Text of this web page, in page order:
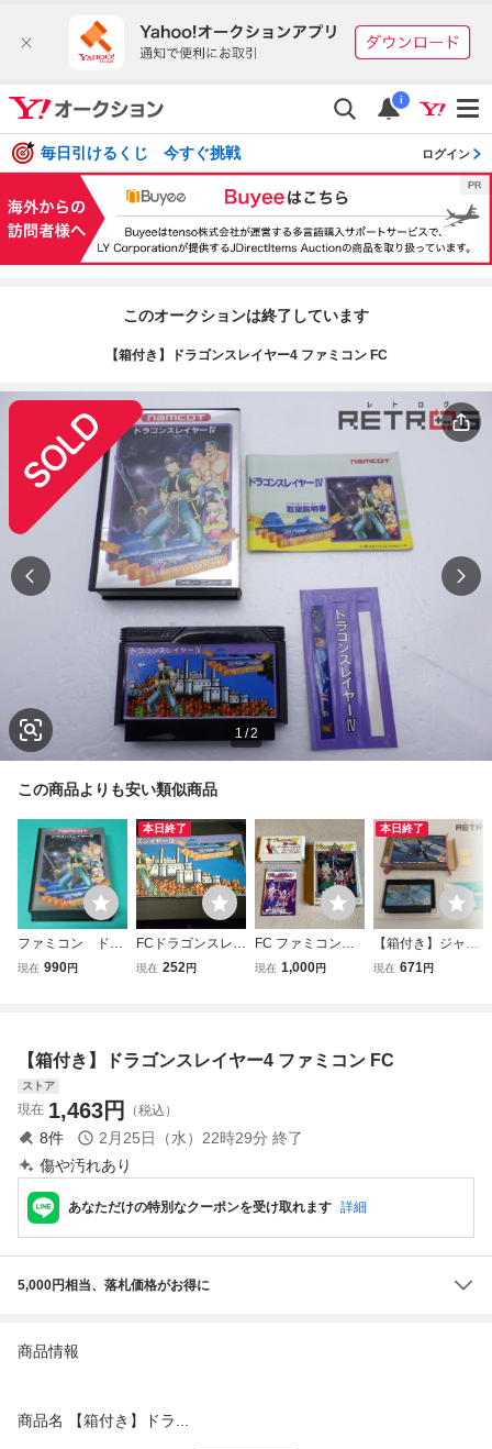
i
毎日引けるくじ 今すぐ挑戦 ログイン
このオークションは終了しています
【箱付き】ドラゴンスレイヤー4 ファミコン FC
1 /2
この商品よりも安い類似商品
ファミコン ドラ
ゴンスレイヤーⅥ
現在 990円
本日終了
FCドラゴンスレイ
ヤーⅣ
現在 252円
FC ファミコン
ディープダンジョ
現在 1,000円
本日終了
【箱付き】ジャイ
ロダイン ファミコ
現在 671円
【箱付き】ドラゴンスレイヤー4 ファミコン FC
ストア
現在 1,463円 （税込）
8件 2月25日（水）22時29分 終了
傷や汚れあり
あなただけの特別なクーポンを受け取れます 詳細
5,000円相当、落札価格がお得に
商品情報
商品名 【箱付き】ドラ...